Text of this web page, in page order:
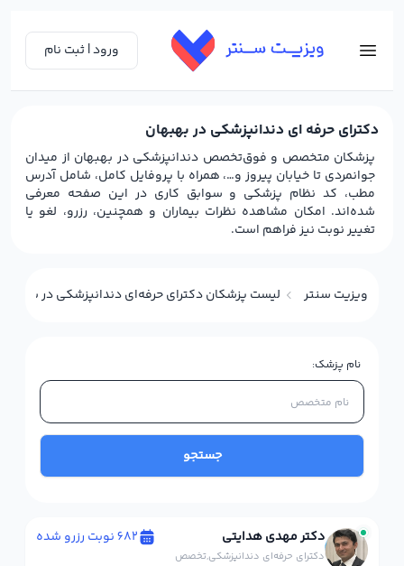
ورود | ثبت نام
دکترای حرفه ای دندانپزشکی در بهبهان
پزشکان متخصص و فوق‌تخصص دندانپزشکی در بهبهان از میدان
جوانمردی تا خیابان پیروز و…، همراه با پروفایل کامل، شامل آدرس
مطب، کد نظام پزشکی و سوابق کاری در این صفحه معرفی
شده‌اند. امکان مشاهده نظرات بیماران و همچنین، رزرو، لغو یا
تغییر نوبت نیز فراهم است.
ویزیت سنتر لیست پزشکان دکترای حرفه‌ای دندانپزشکی در بهبهان
نام پزشک:
جستجو
دکتر مهدی هدایتی
دکترای حرفه‌ای دندانپزشکی,تخصص
682 نوبت رزرو شده